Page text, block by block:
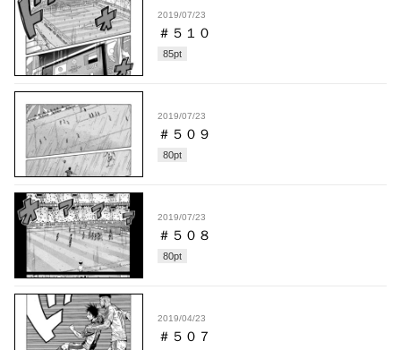
2019/07/23
＃５１０
85pt
2019/07/23
＃５０９
80pt
2019/07/23
＃５０８
80pt
2019/04/23
＃５０７